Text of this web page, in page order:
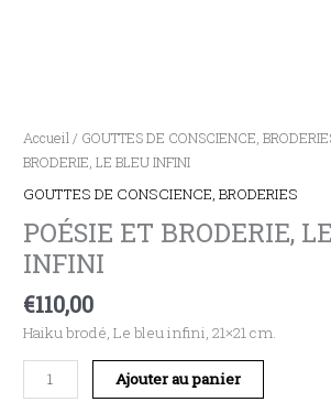
Accueil / GOUTTES DE CONSCIENCE,
BRODERIE, LE BLEU INFINI
GOUTTES DE CONSCIENCE, BRODERIES
POÉSIE ET BRODERIE,
INFINI
€110,00
Haiku brodé, Le bleu infini, 21×21 cm.
Ajouter au panier